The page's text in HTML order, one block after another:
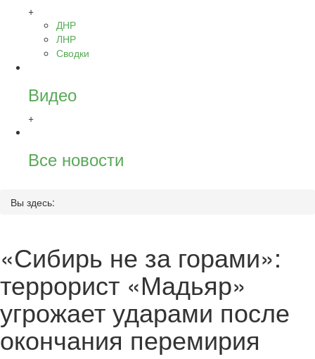
+
ДНР
ЛНР
Сводки
Видео
+
Все новости
Вы здесь:
«Сибирь не за горами»:
террорист «Мадьяр»
угрожает ударами после
окончания перемирия